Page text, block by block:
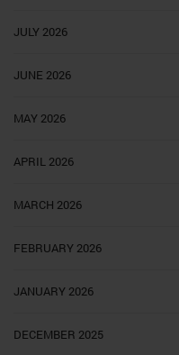
JULY 2026
JUNE 2026
MAY 2026
APRIL 2026
MARCH 2026
FEBRUARY 2026
JANUARY 2026
DECEMBER 2025